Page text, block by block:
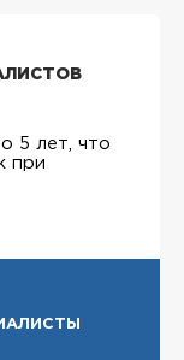
5 лет, что
при